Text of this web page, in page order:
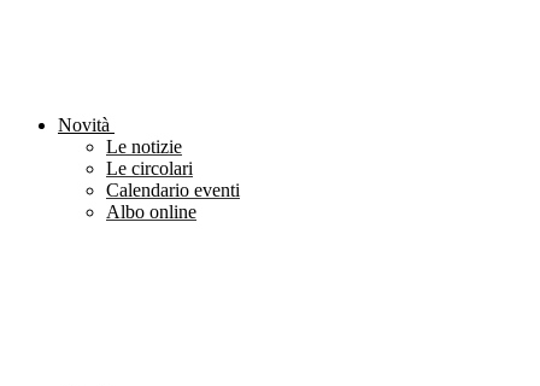
Novità
Le notizie
Le circolari
Calendario eventi
Albo online